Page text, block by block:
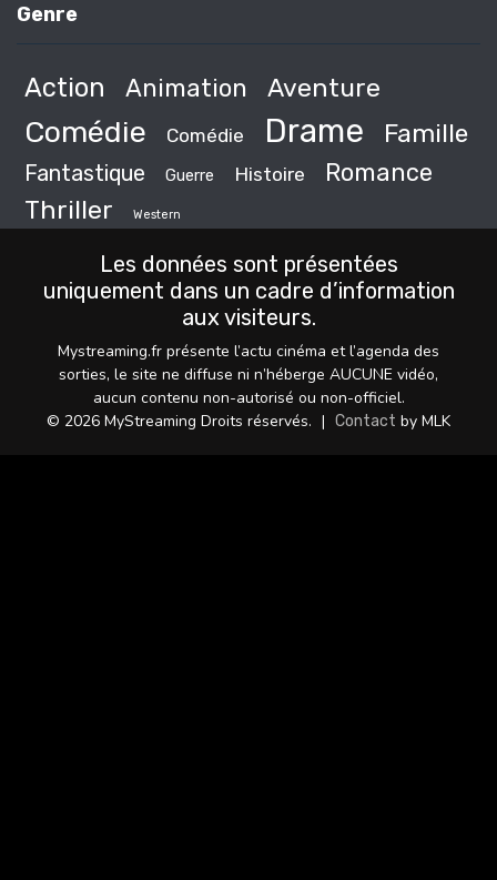
Genre
Action Animation Aventure
Comédie Comédie Drame Famille
Fantastique Guerre Histoire Romance
Thriller Western
Les données sont présentées
uniquement dans un cadre d’information
aux visiteurs.
Mystreaming.fr présente l’actu cinéma et l’agenda des
sorties, le site ne diffuse ni n’héberge AUCUNE vidéo,
aucun contenu non-autorisé ou non-officiel.
© 2026 MyStreaming Droits réservés. | Contact by MLK